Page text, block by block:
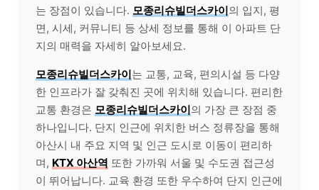
는 장점이 있습니다. 모종리슈빌더스카이의 입지, 평
면, 시세, 커뮤니티 등 상세 정보를 통해 이 아파트 단
지의 매력을 자세히 알아보세요.
모종리슈빌더스카이는 교통, 교육, 편의시설 등 다양
한 인프라가 잘 갖춰진 곳에 위치해 있습니다. 편리한
교통 환경은 모종리슈빌더스카이의 가장 큰 장점 중
하나입니다. 단지 인근에 위치한 버스 정류장을 통해
아산시 내 주요 지역 및 인근 도시로 이동이 편리하
며, KTX 아산역 또한 가까워 서울 및 수도권 접근성
이 뛰어납니다. 교육 환경 또한 우수하여 단지 인근에